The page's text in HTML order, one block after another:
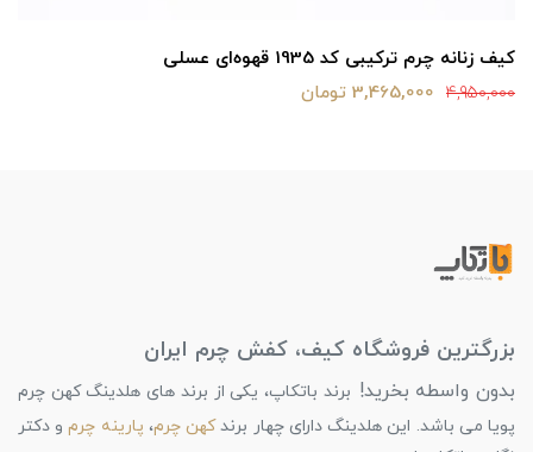
کیف زنانه چرم ترکیبی کد 1935 قهوه‌ای عسلی
4,950,000 3,465,000 تومان
بزرگترین فروشگاه کیف، کفش چرم ایران
بدون واسطه بخرید! برند باتکاپ، یکی از برند های هلدینگ کهن چرم
پویا می باشد. این هلدینگ دارای چهار برندکهن چرم، پارینه چرمو دکتر